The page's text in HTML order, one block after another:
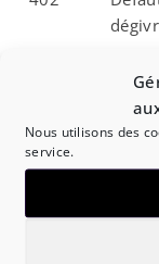
Nous utilisons des
service.
501